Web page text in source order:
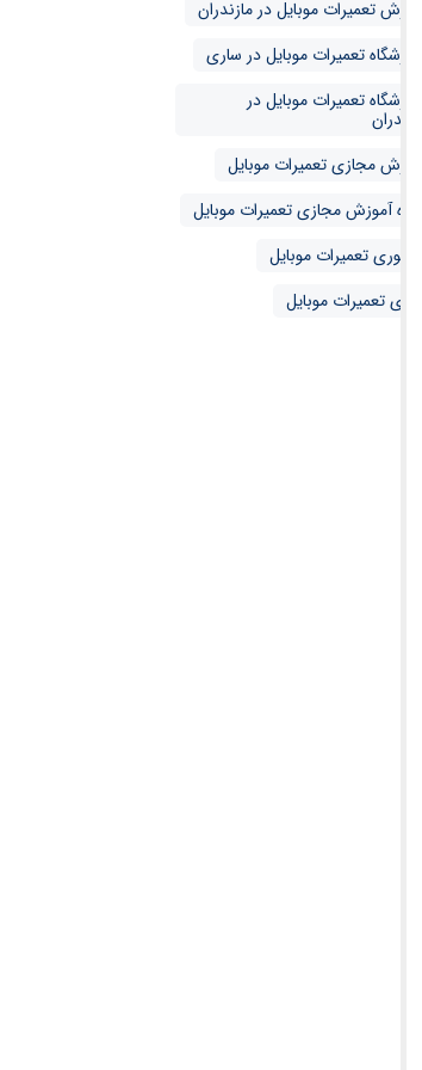
آموزش تعمیرات موبایل در مازندران
آموزشگاه تعمیرات موبایل در ساری
آموزشگاه تعمیرات موبایل در
مازندران
آموزش مجازی تعمیرات موبایل
دوره آموزش مجازی تعمیرات موبایل
حضوری تعمیرات موبایل
مجازی تعمیرات موبایل